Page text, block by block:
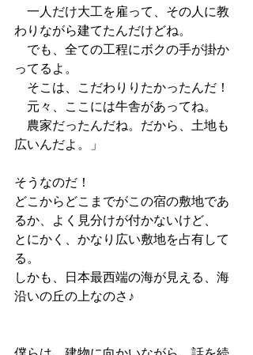
一人だけ大工を雇って、その人に教
わりながら建てたんだけどね。
でも、全ての工程にボクの手が掛か
ってるよ。
そこは、こだわりりたかったんだ！
元々、ここには牛舎があってね。
農家だったんだね。だから、土地も
広いんだよ。」
そうなのだ！
どこからどこまでがこの宿の敷地であ
るか、よく見分けが付かないけど、
とにかく、かなり広い敷地を占有して
る。
しかも、日本最西端の海が見える、海
沿いの丘の上なのさ♪